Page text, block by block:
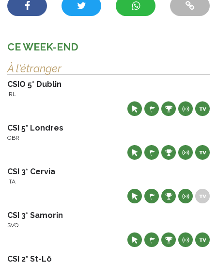
CE WEEK-END
À l'étranger
CSIO 5* Dublin
IRL
CSI 5* Londres
GBR
CSI 3* Cervia
ITA
CSI 3* Samorin
SVQ
CSI 2* St-Lô